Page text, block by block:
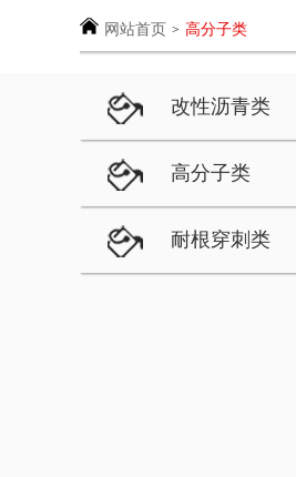
网站首页 > 高分子类
改性沥青类
高分子类
耐根穿刺类